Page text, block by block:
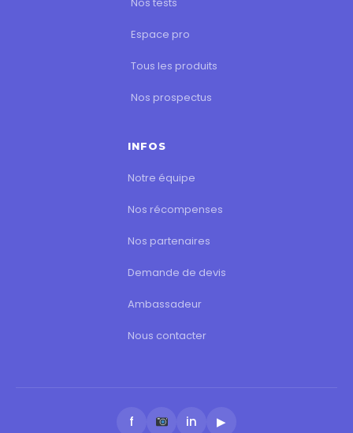
Espace pro
Tous les produits
Nos prospectus
INFOS
Notre équipe
Nos récompenses
Nos partenaires
Demande de devis
Ambassadeur
Nous contacter
f in ▶